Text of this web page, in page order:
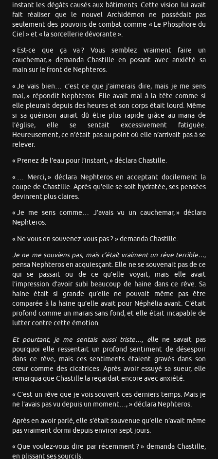
instant les dégâts causés aux bâtiments. Cette vision lui avait
fait réaliser que le nouvel Archidémon ne possédait pas
seulement des pouvoirs de combat comme « Le Phosphore du
Ciel » et « la sorcellerie dévorante ».
« Est-ce que ça va ? Vous semblez vraiment faire un
cauchemar, » demanda Chastille en posant avec anxiété sa
main sur le front de Nephteros.
« Je vais bien… c’est ce que j’aimerais dire, mais je me sens
mal, » répondit Nephteros. Elle avait mal à la tête comme si
elle pleurait depuis des heures et son corps était lourd. Même
si sa guérison aurait dû être plus rapide grâce au mana de
l’église, elle se sentait excessivement fatiguée.
Heureusement, ce n’était pas au point où elle n’arrivait pas à se
relever.
« Prenez de l’eau pour l’instant, » déclara Chastille.
« … Merci, » déclara Nephteros en acceptant docilement la
coupe de Chastille. Après qu’elle se soit hydratée, ses pensées
devinrent plus claires.
« Je me sens comme… J’avais vu un cauchemar, » déclara
Nephteros.
« Ne vous en souvenez-vous pas ? » demanda Chastille.
Je ne me souviens pas, mais c’était vraiment un rêve terrible…,
pensa Nephteros en acquiesçant. Elle ne se souvenait pas de ce
qui se passait ou de ce qu’elle voyait, mais elle avait
l’impression d’avoir subi beaucoup de haine dans ce rêve. Sa
haine était si grande qu’elle ne pouvait même pas être
comparée à la haine qu’elle avait pour Néphélia avant. C’était
profond comme un marais sans fond, et elle était incapable de
lutter contre cette émotion.
Et pourtant, je me sentais aussi triste…, elle ne savait pas
pourquoi elle ressentait un profond sentiment de désespoir
dans ce rêve, mais ces sentiments étaient gravés dans son
cœur comme des cicatrices. Après avoir essuyé sa sueur, elle
remarqua que Chastille la regardait encore avec anxiété.
« C’est un rêve que je vois souvent ces derniers temps. Mais je
ne l’avais pas vu depuis un moment…, » déclara Nephteros.
Après en avoir parlé, elle s’était souvenue qu’elle n’avait même
pas vraiment dormi depuis environ sept jours.
« Que voulez-vous dire par récemment ? » demanda Chastille,
en plissant ses sourcils.